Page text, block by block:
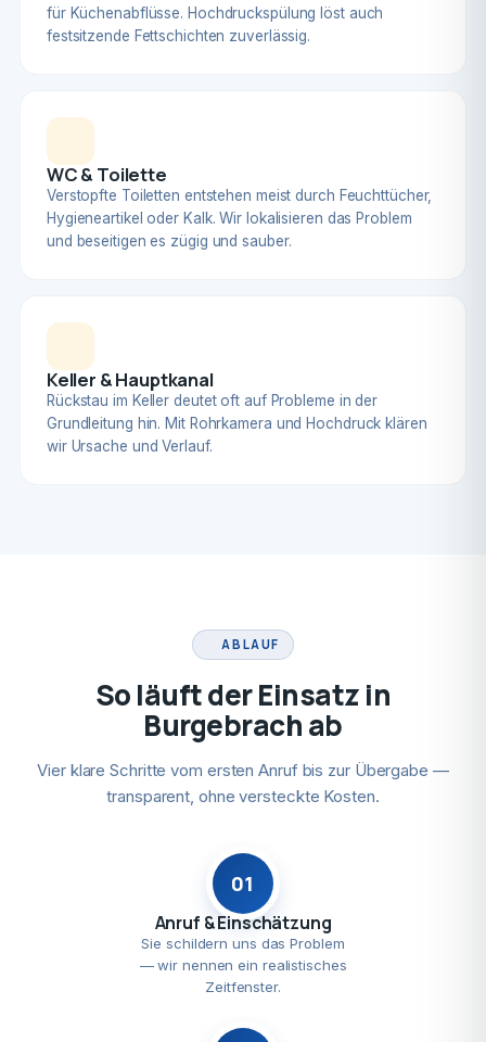
für Küchenabflüsse. Hochdruckspülung löst auch
festsitzende Fettschichten zuverlässig.
WC & Toilette
Verstopfte Toiletten entstehen meist durch Feuchttücher,
Hygieneartikel oder Kalk. Wir lokalisieren das Problem
und beseitigen es zügig und sauber.
Keller & Hauptkanal
Rückstau im Keller deutet oft auf Probleme in der
Grundleitung hin. Mit Rohrkamera und Hochdruck klären
wir Ursache und Verlauf.
ABLAUF
So läuft der Einsatz in
Burgebrach ab
Vier klare Schritte vom ersten Anruf bis zur Übergabe —
transparent, ohne versteckte Kosten.
01
Anruf & Einschätzung
Sie schildern uns das Problem
— wir nennen ein realistisches
Zeitfenster.